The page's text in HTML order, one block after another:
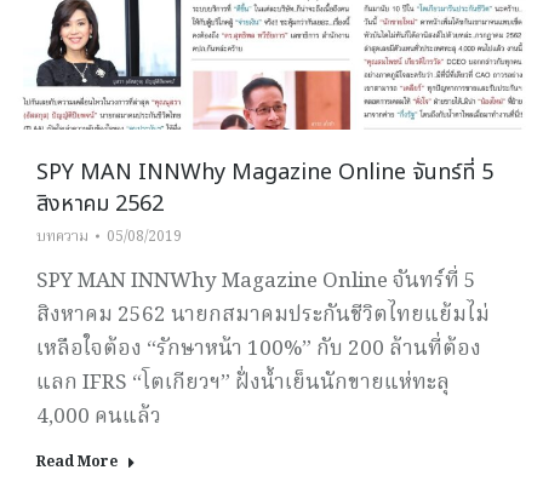
SPY MAN INNWhy Magazine Online จันทร์ที่ 5
สิงหาคม 2562
บทความ 05/08/2019
SPY MAN INNWhy Magazine Online จันทร์ที่ 5
สิงหาคม 2562 นายกสมาคมประกันชีวิตไทยแย้มไม่
เหลือใจต้อง “รักษาหน้า 100%” กับ 200 ล้านที่ต้อง
แลก IFRS “โตเกียวฯ” ฝั่งน้ำเย็นนักขายแห่ทะลุ
4,000 คนแล้ว
Read More